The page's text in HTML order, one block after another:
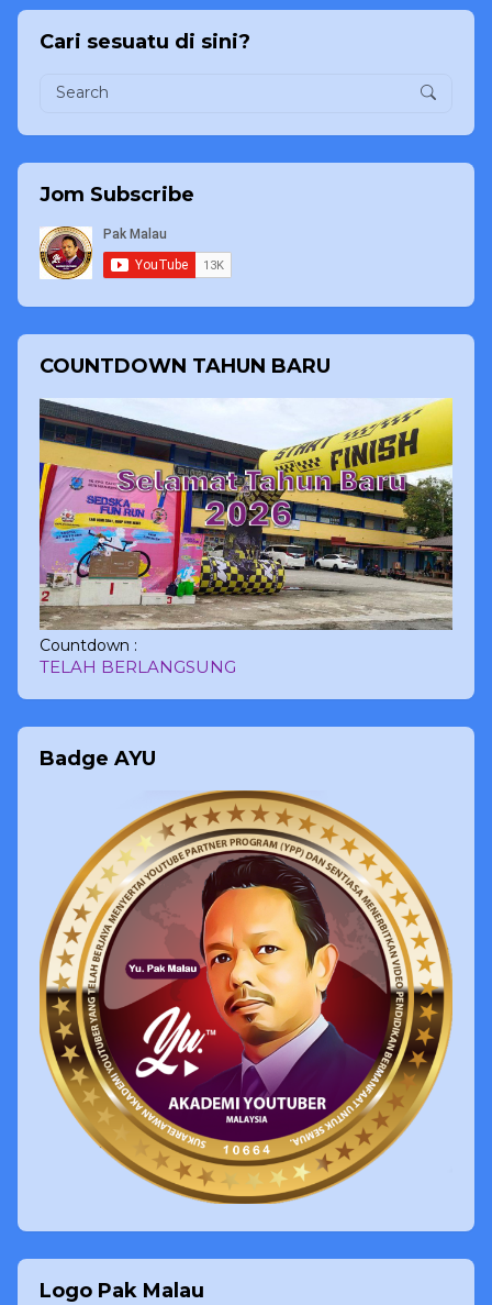
Cari sesuatu di sini?
Jom Subscribe
COUNTDOWN TAHUN BARU
Countdown :
TELAH BERLANGSUNG
Badge AYU
Logo Pak Malau